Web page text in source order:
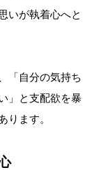
いが執着心へと
「自分の気持ち
」と支配欲を暴
ります。